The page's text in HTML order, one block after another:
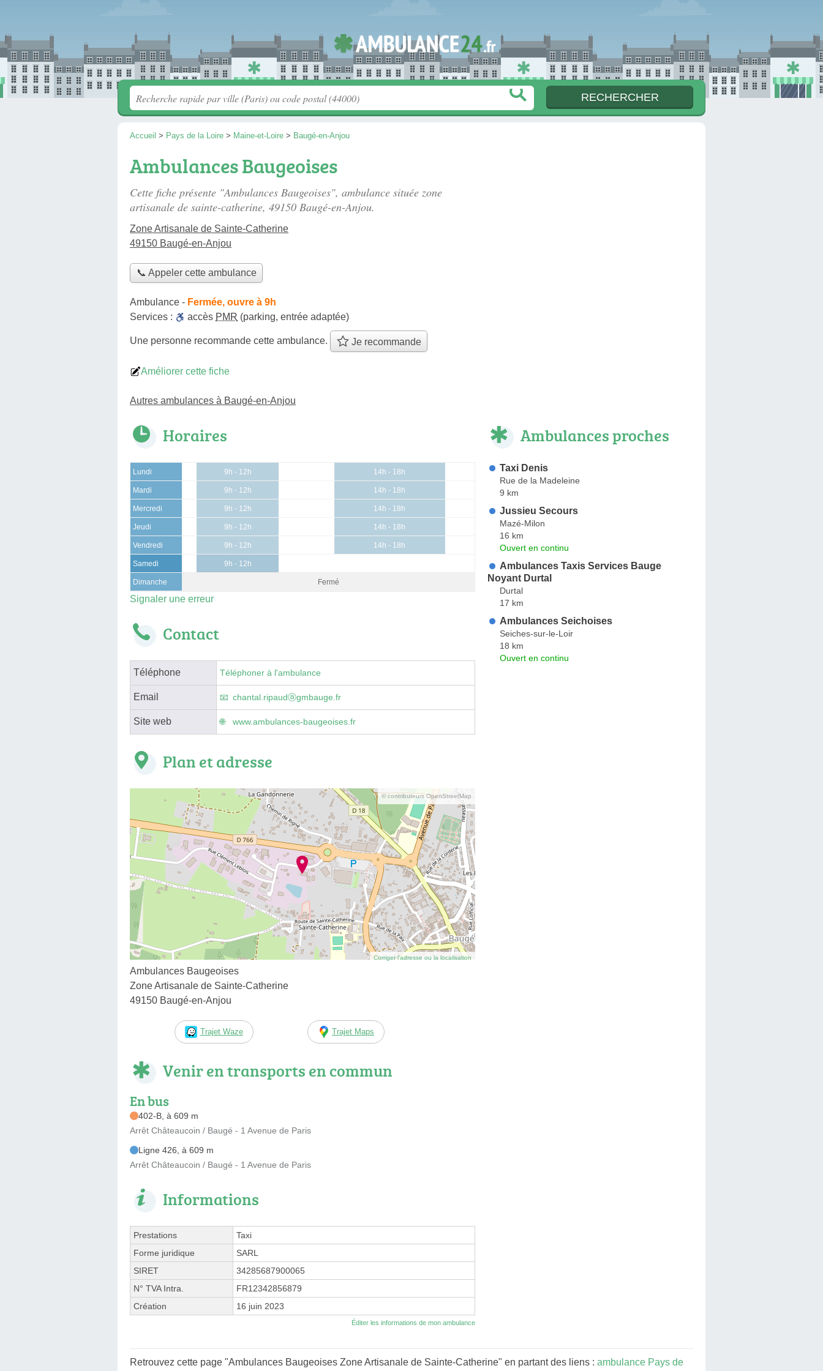
Accueil > Pays de la Loire > Maine-et-Loire > Baugé-en-Anjou
Ambulances Baugeoises
Cette fiche présente "Ambulances Baugeoises", ambulance située zone
artisanale de sainte-catherine, 49150 Baugé-en-Anjou.
Zone Artisanale de Sainte-Catherine
49150 Baugé-en-Anjou
📞 Appeler cette ambulance
Ambulance - Fermée, ouvre à 9h
Services :
accès PMR (parking, entrée adaptée)
Une personne recommande cette ambulance. Je recommande
Améliorer cette fiche
Autres ambulances à Baugé-en-Anjou
Horaires
Lundi 9h - 12h 14h - 18h
Mardi 9h - 12h 14h - 18h
Mercredi 9h - 12h 14h - 18h
Jeudi 9h - 12h 14h - 18h
Vendredi 9h - 12h 14h - 18h
Samedi 9h - 12h
Dimanche Fermé
Signaler une erreur
Contact
Téléphone Téléphoner à l'ambulance
Email chantal.ripaudⓐgmbauge.fr
Site web www.ambulances-baugeoises.fr
Plan et adresse
© contributeurs OpenStreetMap
Corriger l’adresse ou la localisation
Ambulances Baugeoises
Zone Artisanale de Sainte-Catherine
49150 Baugé-en-Anjou
Trajet Waze Trajet Maps
Venir en transports en commun
En bus
402-B, à 609 m
Arrêt Châteaucoin / Baugé - 1 Avenue de Paris
Ligne 426, à 609 m
Arrêt Châteaucoin / Baugé - 1 Avenue de Paris
Informations
Prestations
Taxi
Forme juridique
SARL
SIRET
34285687900065
N° TVA Intra.
FR12342856879
Création
16 juin 2023
Éditer les informations de mon ambulance
Ambulances proches
Taxi Denis
Rue de la Madeleine
9 km
Jussieu Secours
Mazé-Milon
16 km
Ouvert en continu
Ambulances Taxis Services Bauge
Noyant Durtal
Durtal
17 km
Ambulances Seichoises
Seiches-sur-le-Loir
18 km
Ouvert en continu
Retrouvez cette page "Ambulances Baugeoises Zone Artisanale de Sainte-Catherine" en partant des liens : ambulance Pays de